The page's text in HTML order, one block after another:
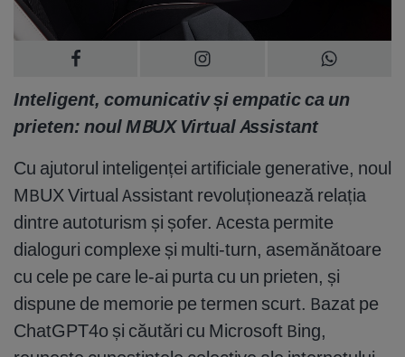
Inteligent, comunicativ și empatic ca un
prieten: noul MBUX Virtual Assistant
Cu ajutorul inteligenței artificiale generative, noul
MBUX Virtual Assistant revoluționează relația
dintre autoturism și șofer. Acesta permite
dialoguri complexe și multi-turn, asemănătoare
cu cele pe care le-ai purta cu un prieten, și
dispune de memorie pe termen scurt. Bazat pe
ChatGPT4o și căutări cu Microsoft Bing,